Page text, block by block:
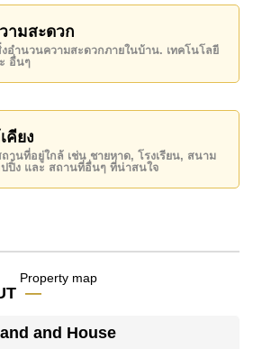
are lots of lakeside western
and coffee shops.
towards Pattaya there is a
Siam Country Club Road) that is
stores, and downtown Pattaya is
a long term 12-month basis with a
Call Cornerstone Real
or Email
for more details
ามสะดวก
งอำนวนความสะดวกภายในบ้าน. เทคโนโลยี
อื่นๆ
คียง
านที่อยู่ใกล้ เช่น ชายหาด, โรงเรียน, สนาม
ปิ้ง และ สถานที่อื่นๆ ที่น่าสนใจ
and House